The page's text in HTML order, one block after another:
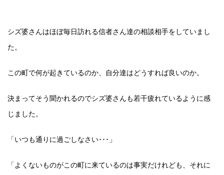
シズ婆さんはほぼ毎日訪れる信者さん達の相談相手をしていまし
た。
この町で何が起きているのか、自分達はどうすれば良いのか。
決まってそう聞かれるのでシズ婆さんも若干疲れているように感
じました。
「いつも通りに過ごしなさい･･･」
「よくないものがこの町に来ているのは事実だけれども、それに